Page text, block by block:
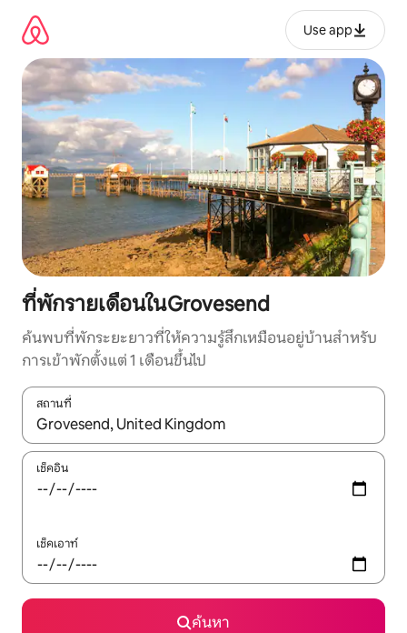
เนื้อหา
Use app
ที่พักรายเดือนในGrovesend
ค้นพบที่พักระยะยาวที่ให้ความรู้สึกเหมือนอยู่บ้านสำหรับ
การเข้าพักตั้งแต่ 1 เดือนขึ้นไป
สถานที่
ใช้ลูกศรขึ้นลง หรือใช้การสัมผัสหรือปัด เพื่อสำรวจผลการค้นหา
เช็คอิน
เช็คเอาท์
ค้นหา